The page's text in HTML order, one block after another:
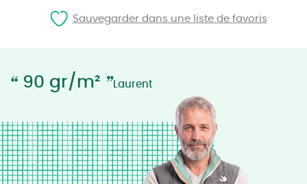
“ 90 gr/m² ”Laurent
Sauvegarder dans une liste de favoris